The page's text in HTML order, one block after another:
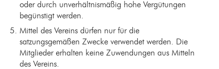
oder durch unverhältnismäßig hohe Vergütungen
begünstigt werden.
Mittel des Vereins dürfen nur für die
satzungsgemäßen Zwecke verwendet werden. Die
Mitglieder erhalten keine Zuwendungen aus Mitteln
des Vereins.